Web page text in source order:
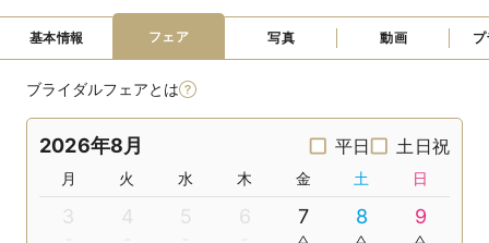
基本情報 フェア 写真 動画
ブライダルフェアとは
2026年8月 平日 土日祝
月 火 水 木 金 土 日
3 4 5 6 7 8 9